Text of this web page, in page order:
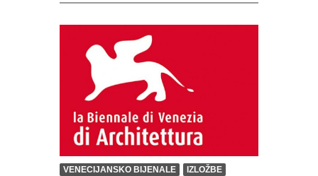
VENECIJANSKO BIJENALE
IZLOŽBE